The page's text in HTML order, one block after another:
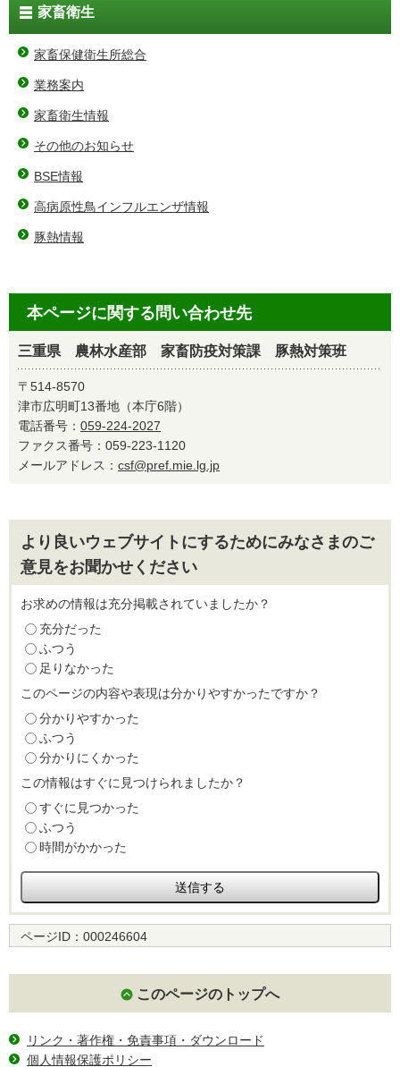
家畜衛生
家畜保健衛生所総合
業務案内
家畜衛生情報
その他のお知らせ
BSE情報
高病原性鳥インフルエンザ情報
豚熱情報
本ページに関する問い合わせ先
三重県 農林水産部 家畜防疫対策課 豚熱対策班
〒514-8570
津市広明町13番地（本庁6階）
電話番号： 059-224-2027
ファクス番号：059-223-1120
メールアドレス： csf@pref.mie.lg.jp
より良いウェブサイトにするためにみなさまのご
意見をお聞かせください
お求めの情報は充分掲載されていましたか？
充分だった
ふつう
足りなかった
このページの内容や表現は分かりやすかったですか？
分かりやすかった
ふつう
分かりにくかった
この情報はすぐに見つけられましたか？
すぐに見つかった
ふつう
時間がかかった
ページID： 000246604
このページのトップへ
リンク・著作権・免責事項・ダウンロード
個人情報保護ポリシー